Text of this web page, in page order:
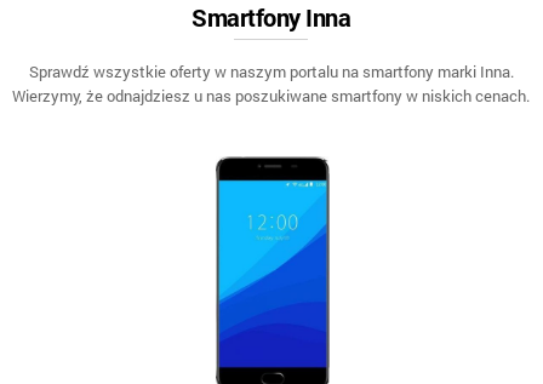
Smartfony Inna
Sprawdź wszystkie oferty w naszym portalu na smartfony marki Inna.
Wierzymy, że odnajdziesz u nas poszukiwane smartfony w niskich cenach.